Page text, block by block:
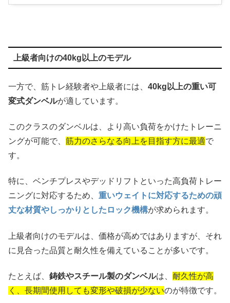
上級者向けの40kg以上のモデル
一方で、筋トレ経験者や上級者には、 40kg以上の重い可
変式ダンベルが適しています。
このクラスのダンベルは、より高い負荷をかけたトレーニ
ングが可能で、 筋力のさらなる向上を目指す方に最適で
す。
特に、ベンチプレスやデッドリフトといった高負荷トレー
ニングに対応するため、 重いウェイトに対応するための頑
丈な材質やしっかりとしたロック機構が求められます。
上級者向けのモデルは、価格が高めではありますが、それ
に見合った品質と耐久性を備えていることが多いです。
たとえば、 鋳鉄やスチール製のダンベルは、 耐久性が高
く、長期間使用しても変形や破損が少ないのが特徴です。